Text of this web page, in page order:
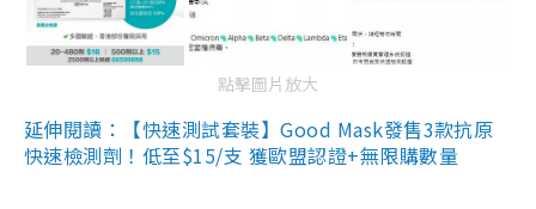
點擊圖片放大
延伸閱讀：【快速測試套裝】Good Mask發售3款抗原
快速檢測劑！低至$15/支 獲歐盟認證+無限購數量